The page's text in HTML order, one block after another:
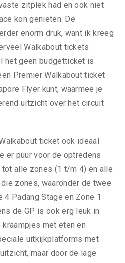
zitplek had en ook niet
kon genieten. De
enorm druk, want ik kreeg
Walkabout tickets
het geen budgetticket is.
Premier Walkabout ticket
Flyer kunt, waarmee je
uitzicht over het circuit
ticket ook ideaal
er puur voor de optredens
tot alle zones (1 t/m 4) en alle
zones, waaronder de twee
Padang Stage en Zone 1
de GP is ook erg leuk in
kraampjes met eten en
uitkijkplatforms met
maar door de lage